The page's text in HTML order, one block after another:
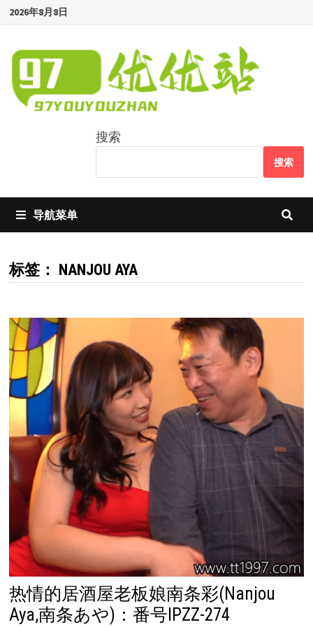
Skip
content
2026年8月8日
搜索
搜索
导航菜单
标签： NANJOU AYA
热情的居酒屋老板娘南条彩(Nanjou
Aya,南条あや)：番号IPZZ-274